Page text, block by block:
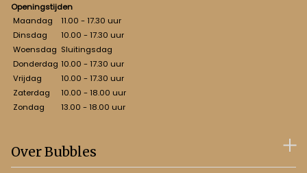
Openingstijden
Maandag
11.00 - 17.30 uur
Dinsdag
10.00 - 17.30 uur
Woensdag Sluitingsdag
Donderdag 10.00 - 17.30 uur
Vrijdag
10.00 - 17.30 uur
Zaterdag
10.00 - 18.00 uur
Zondag
13.00 - 18.00 uur
Over Bubbles